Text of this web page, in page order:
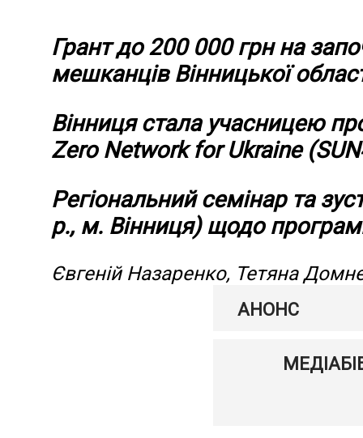
Грант до 200 000 грн на
мешканців Вінницької
Вінниця стала учасницею
Zero Network for Ukraine
Регіональний семінар та
р., м. Вінниця) щодо
Євгеній Назаренко, Тетяна
АНОНС